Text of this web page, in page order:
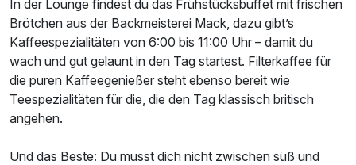
Ausstattung
In der Lounge findest du das Frühstücksbuffet mit frischen
Brötchen aus der Backmeisterei Mack, dazu gibt’s
Kaffeespezialitäten von 6:00 bis 11:00 Uhr – damit du
wach und gut gelaunt in den Tag startest. Filterkaffee für
die puren Kaffeegenießer steht ebenso bereit wie
Teespezialitäten für die, die den Tag klassisch britisch
angehen.
Und das Beste: Du musst dich nicht zwischen süß und